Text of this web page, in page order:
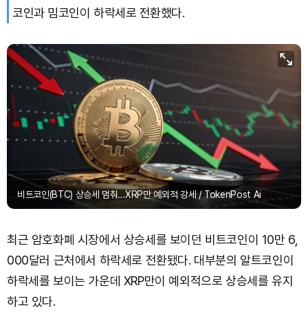
코인과 밈코인이 하락세로 전환했다.
비트코인(BTC) 상승세 멈춰…XRP만 예외적 강세 / TokenPost Ai
최근 암호화폐 시장에서 상승세를 보이던 비트코인이 10만 6,
000달러 근처에서 하락세로 전환됐다. 대부분의 알트코인이
하락세를 보이는 가운데 XRP만이 예외적으로 상승세를 유지
하고 있다.